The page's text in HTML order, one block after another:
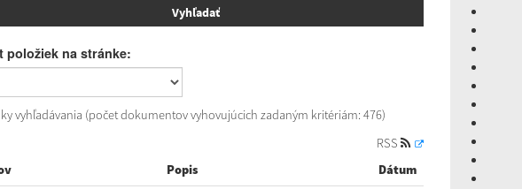
položiek na stránke:
vyhľadávania (počet dokumentov vyhovujúcich zadaným kritériám: 476)
RSS
Popis Dátum